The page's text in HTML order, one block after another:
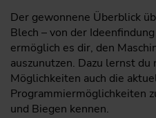
Der gewonnene Überblick
Blech – von der
ermöglich es dir, den
auszunutzen. Dazu lernst
Möglichkeiten auch die
Programmiermöglichkeiten
und Biegen kennen.